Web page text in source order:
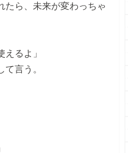
たら、未来が変わっちゃ
えるよ」
言う。